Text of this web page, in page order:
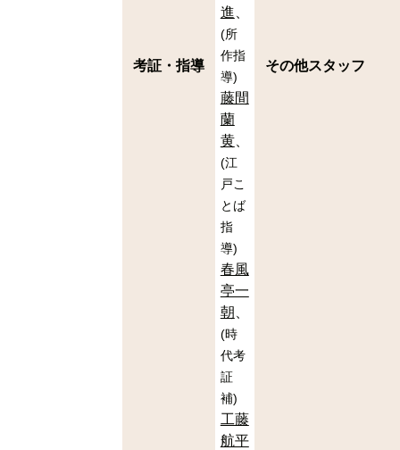
考証・指導
進
(所
作指
導)
藤間
蘭
黄
(江
戸こ
とば
指
導)
春風
亭一
朝
(時
代考
証
補)
工藤
航平
その他スタッフ